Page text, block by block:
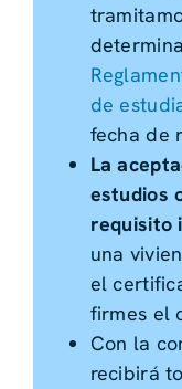
de
fecha de
La
estudios
requisito
una
el
firmes el
Con la
recibirá